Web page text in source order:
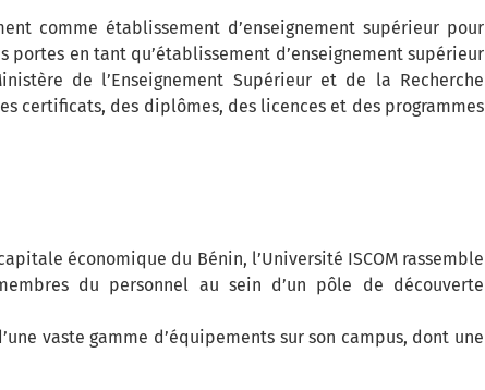
comme établissement d’enseignement supérieur pour
portes en tant qu’établissement d’enseignement supérieur
de l’Enseignement Supérieur et de la Recherche
certificats, des diplômes, des licences et des programmes
économique du Bénin, l’Université ISCOM rassemble
du personnel au sein d’un pôle de découverte
vaste gamme d’équipements sur son campus, dont une